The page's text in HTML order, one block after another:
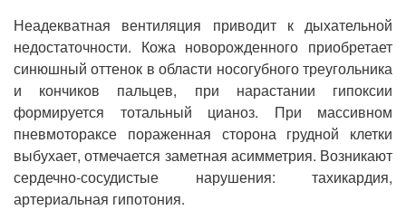
Неадекватная вентиляция приводит к дыхательной
недостаточности. Кожа новорожденного приобретает
синюшный оттенок в области носогубного треугольника
и кончиков пальцев, при нарастании гипоксии
формируется тотальный цианоз. При массивном
пневмотораксе пораженная сторона грудной клетки
выбухает, отмечается заметная асимметрия. Возникают
сердечно-сосудистые нарушения: тахикардия,
артериальная гипотония.